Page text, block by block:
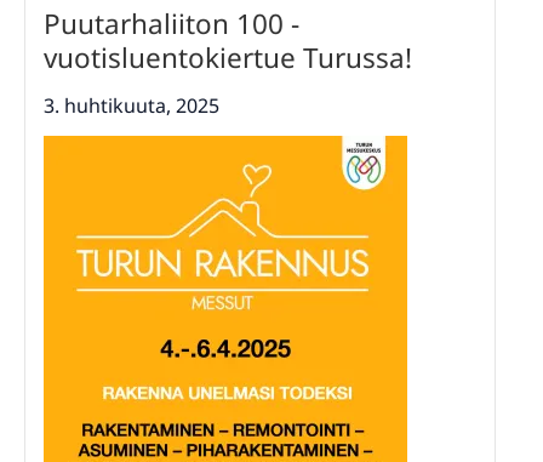
Puutarhaliiton 100 -
vuotisluentokiertue Turussa!
3. huhtikuuta, 2025